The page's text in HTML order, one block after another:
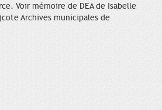
Voir mémoire de DEA de Isabelle
Archives municipales de